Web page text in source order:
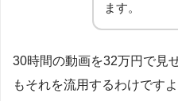
ます。
30時間の動画を32万円で見
もそれを流用するわけです